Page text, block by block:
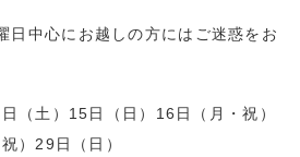
日中心にお越しの方にはご迷惑をお
（土）15日（日）16日（月・祝）
）29日（日）